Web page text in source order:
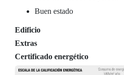
Buen estado
Edificio
Extras
Certificado energético